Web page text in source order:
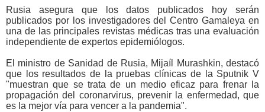
Rusia asegura que los datos publicados hoy serán
publicados por los investigadores del Centro Gamaleya en
una de las principales revistas médicas tras una evaluación
independiente de expertos epidemiólogos.
El ministro de Sanidad de Rusia, Mijaíl Murashkin, destacó
que los resultados de la pruebas clínicas de la Sputnik V
"muestran que se tratade un medio eficaz para frenar la
propagación del coronarvirus, prevenir la enfermedad, que
es la mejor vía para vencer a la pandemia".